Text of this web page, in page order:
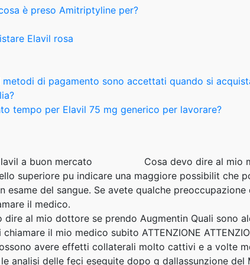
è preso Amitriptyline per?
Elavil rosa
metodi di pagamento sono accettati quando si
tempo per Elavil 75 mg generico per lavorare?
Cosa devo dire al mio
superiore pu indicare una maggiore possibilit che
esame del sangue. Se avete qualche
il medico.
dire al mio dottore se prendo Augmentin Quali sono
il mio medico subito ATTENZIONE
avere effetti collaterali molto cattivi e a volte
analisi delle feci eseguite dopo g dallassunzione